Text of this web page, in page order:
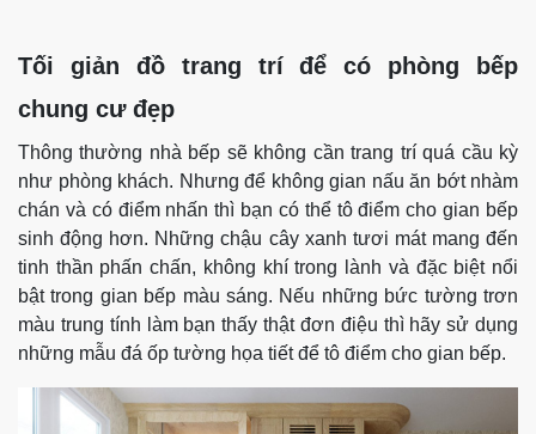
Tối giản đồ trang trí để có phòng bếp
chung cư đẹp
Thông thường nhà bếp sẽ không cần trang trí quá cầu kỳ
như phòng khách. Nhưng để không gian nấu ăn bớt nhàm
chán và có điểm nhấn thì bạn có thể tô điểm cho gian bếp
sinh động hơn. Những chậu cây xanh tươi mát mang đến
tinh thần phấn chấn, không khí trong lành và đặc biệt nổi
bật trong gian bếp màu sáng. Nếu những bức tường trơn
màu trung tính làm bạn thấy thật đơn điệu thì hãy sử dụng
những mẫu đá ốp tường họa tiết để tô điểm cho gian bếp.